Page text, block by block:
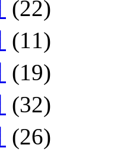
(22)
(11)
(19)
(32)
(26)